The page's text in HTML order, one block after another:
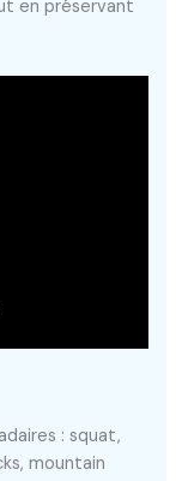
en préservant
: squat,
mountain